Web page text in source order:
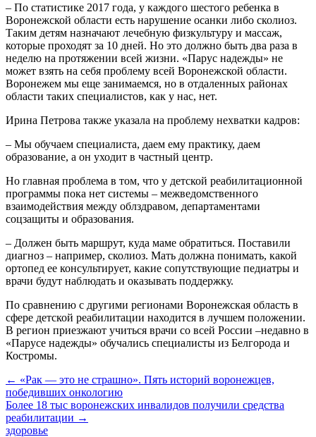
– По статистике 2017 года, у каждого шестого ребенка в
Воронежской области есть нарушение осанки либо сколиоз.
Таким детям назначают лечебную физкультуру и массаж,
которые проходят за 10 дней. Но это должно быть два раза в
неделю на протяжении всей жизни. «Парус надежды» не
может взять на себя проблему всей Воронежской области.
Воронежем мы еще занимаемся, но в отдаленных районах
области таких специалистов, как у нас, нет.
Ирина Петрова также указала на проблему нехватки кадров:
– Мы обучаем специалиста, даем ему практику, даем
образование, а он уходит в частный центр.
Но главная проблема в том, что у детской реабилитационной
программы пока нет системы – межведомственного
взаимодействия между облздравом, департаментами
соцзащиты и образования.
– Должен быть маршрут, куда маме обратиться. Поставили
диагноз – например, сколиоз. Мать должна понимать, какой
ортопед ее консультирует, какие сопутствующие педиатры и
врачи будут наблюдать и оказывать поддержку.
По сравнению с другими регионами Воронежская область в
сфере детской реабилитации находится в лучшем положении.
В регион приезжают учиться врачи со всей России –недавно в
«Парусе надежды» обучались специалисты из Белгорода и
Костромы.
← «Рак — это не страшно». Пять историй воронежцев,
победивших онкологию
Более 18 тыс воронежских инвалидов получили средства
реабилитации →
здоровье